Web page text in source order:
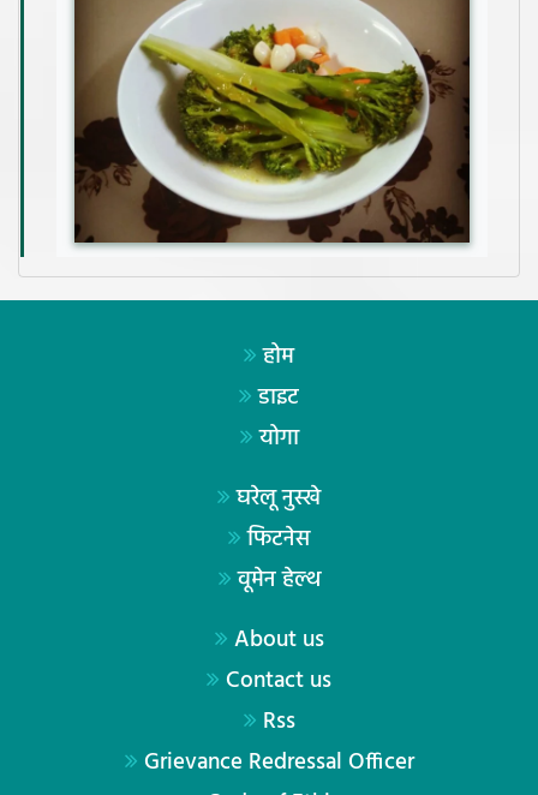
होम
डाइट
योगा
घरेलू नुस्खे
फिटनेस
वूमेन हेल्थ
About us
Contact us
Rss
Grievance Redressal Officer